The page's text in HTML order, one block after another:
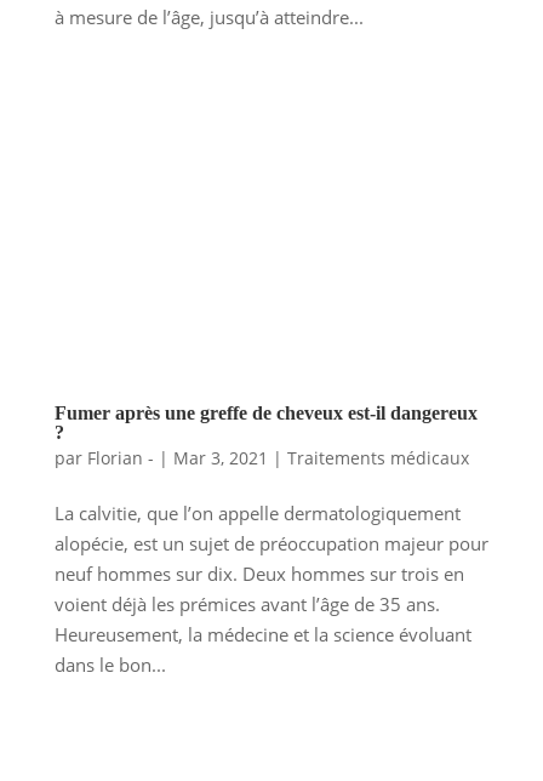
à mesure de l’âge, jusqu’à atteindre...
Fumer après une greffe de cheveux est-il dangereux
?
par Florian - | Mar 3, 2021 | Traitements médicaux
La calvitie, que l’on appelle dermatologiquement
alopécie, est un sujet de préoccupation majeur pour
neuf hommes sur dix. Deux hommes sur trois en
voient déjà les prémices avant l’âge de 35 ans.
Heureusement, la médecine et la science évoluant
dans le bon...